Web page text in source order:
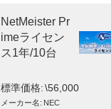
NetMeister Pr
imeライセン
ス1年/10台
標準価格 \56,000
メーカー名 NEC